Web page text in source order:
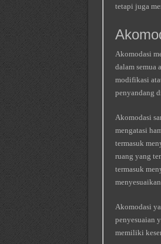
tetapi juga
Akomodasi
dalam semua
modifikasi
penyandang
Akomodasi
mengatasi
termasuk
ruang yang
termasuk
Akomodasi
penyesuaian
memiliki